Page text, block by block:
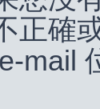
正確
mail